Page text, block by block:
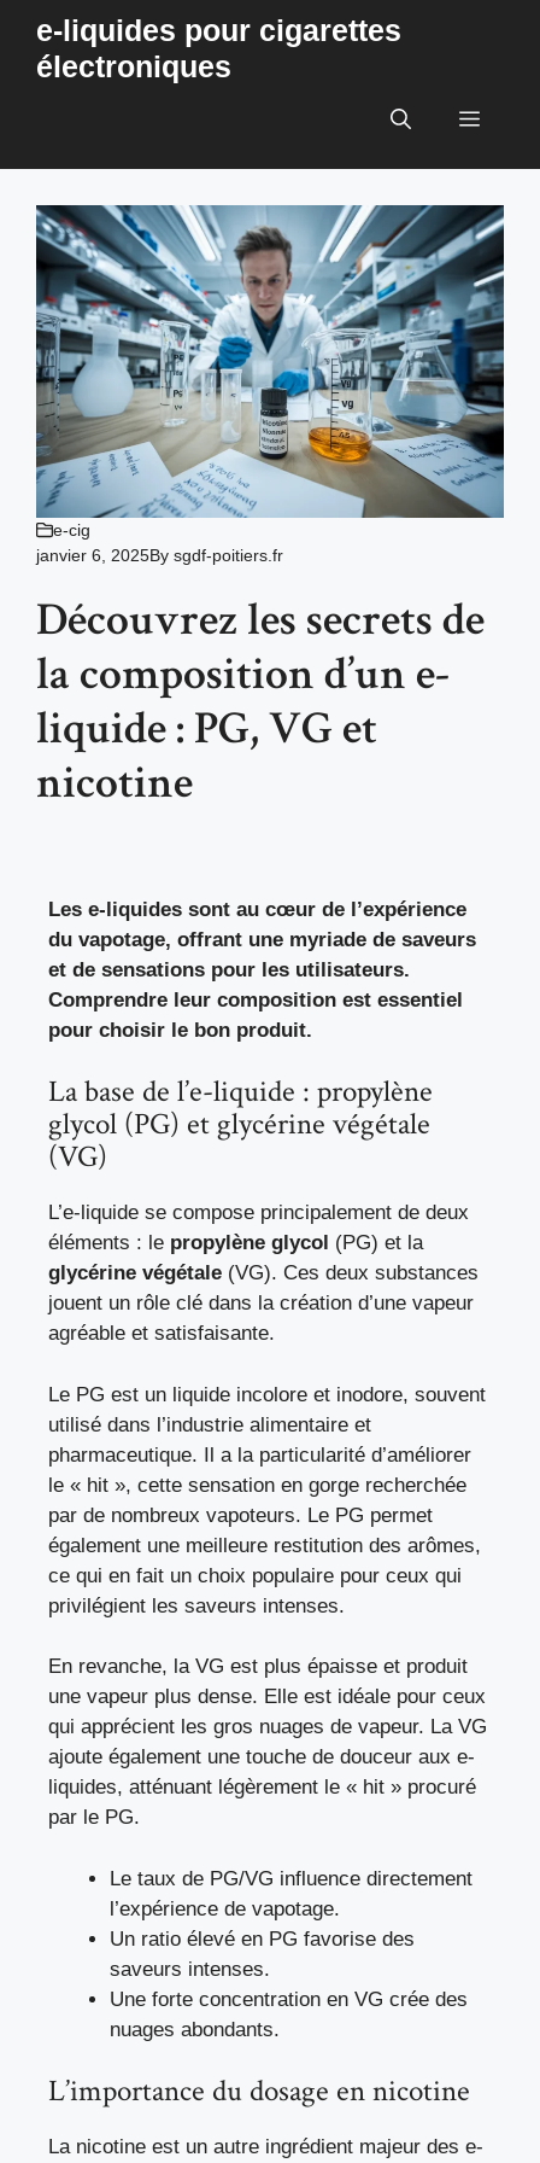
contenu
e-liquides pour cigarettes
électroniques
Menu
e-cig
janvier 6, 2025By sgdf-poitiers.fr
Découvrez les secrets de
la composition d’un e-
liquide : PG, VG et
nicotine
Les e-liquides sont au cœur de l’expérience
du vapotage, offrant une myriade de saveurs
et de sensations pour les utilisateurs.
Comprendre leur composition est essentiel
pour choisir le bon produit.
La base de l’e-liquide : propylène
glycol (PG) et glycérine végétale
(VG)
L’e-liquide se compose principalement de deux
éléments : le propylène glycol (PG) et la
glycérine végétale (VG). Ces deux substances
jouent un rôle clé dans la création d’une vapeur
agréable et satisfaisante.
Le PG est un liquide incolore et inodore, souvent
utilisé dans l’industrie alimentaire et
pharmaceutique. Il a la particularité d’améliorer
le « hit », cette sensation en gorge recherchée
par de nombreux vapoteurs. Le PG permet
également une meilleure restitution des arômes,
ce qui en fait un choix populaire pour ceux qui
privilégient les saveurs intenses.
En revanche, la VG est plus épaisse et produit
une vapeur plus dense. Elle est idéale pour ceux
qui apprécient les gros nuages de vapeur. La VG
ajoute également une touche de douceur aux e-
liquides, atténuant légèrement le « hit » procuré
par le PG.
Le taux de PG/VG influence directement
l’expérience de vapotage.
Un ratio élevé en PG favorise des
saveurs intenses.
Une forte concentration en VG crée des
nuages abondants.
L’importance du dosage en nicotine
La nicotine est un autre ingrédient majeur des e-